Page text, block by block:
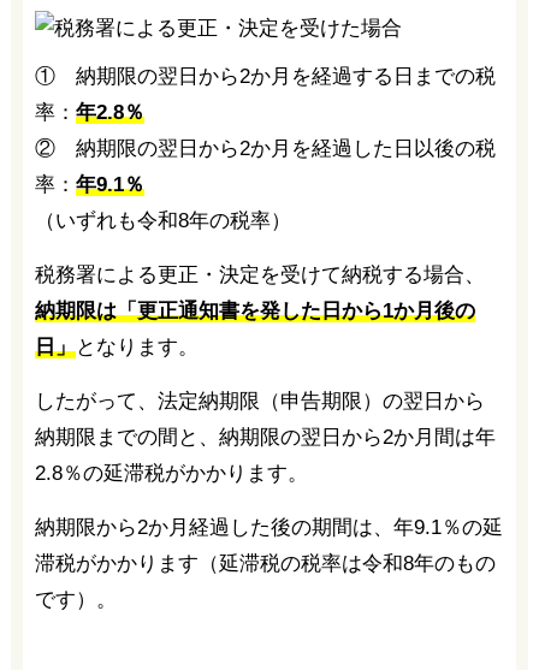
① 納期限の翌日から2か月を経過する日までの税
率： 年2.8％
② 納期限の翌日から2か月を経過した日以後の税
率： 年9.1％
（いずれも令和8年の税率）
税務署による更正・決定を受けて納税する場合、
納期限は「更正通知書を発した日から1か月後の
日」となります。
したがって、法定納期限（申告期限）の翌日から
納期限までの間と、納期限の翌日から2か月間は年
2.8％の延滞税がかかります。
納期限から2か月経過した後の期間は、年9.1％の延
滞税がかかります（延滞税の税率は令和8年のもの
です）。